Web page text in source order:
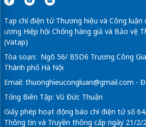
Tạp chí điện tử Thương hiệu và Công luận
ương Hiệp hội Chống hàng giả và Bảo vệ
(Vatap)
Tòa soạn: Ngõ 56/ B5D6 Trương Công
Thành phố Hà Nội
Email: thuonghieucongluan@gmail.com -
Tổng Biên Tập: Vũ Đức Thuận
Giấy phép hoạt động báo chí điện tử số
Thông tin và Truyền thông cấp ngày 21/2/